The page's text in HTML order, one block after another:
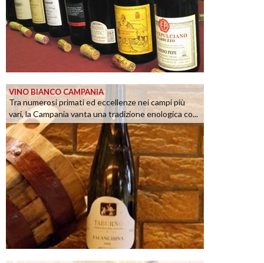
VINO BIANCO CAMPANIA
Tra numerosi primati ed eccellenze nei campi più
vari, la Campania vanta una tradizione enologica co...